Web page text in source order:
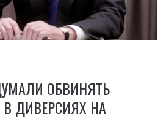
ОБВИНЯТЬ
ДИВЕРСИЯХ НА